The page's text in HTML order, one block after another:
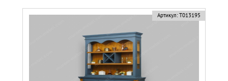
Артикул: Т013195